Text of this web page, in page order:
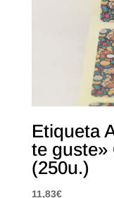
Etiqueta
te guste»
(250u.)
11,83€